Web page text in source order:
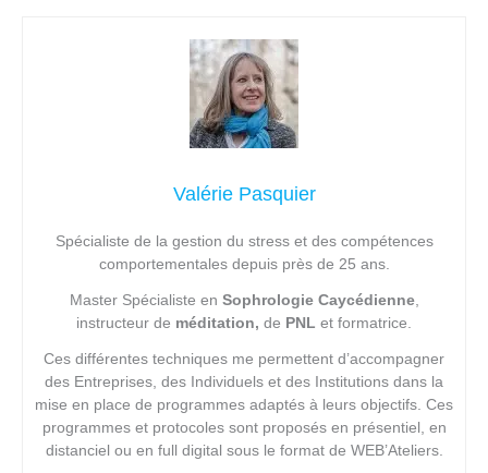
Valérie Pasquier
Spécialiste de la gestion du stress et des compétences
comportementales depuis près de 25 ans.
Master Spécialiste en Sophrologie Caycédienne,
instructeur de méditation, de PNL et formatrice.
Ces différentes techniques me permettent d’accompagner
des Entreprises, des Individuels et des Institutions dans la
mise en place de programmes adaptés à leurs objectifs. Ces
programmes et protocoles sont proposés en présentiel, en
distanciel ou en full digital sous le format de WEB’Ateliers.